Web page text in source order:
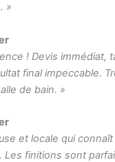
»
! Devis immédiat,
final impeccable.
de bain. »
et locale qui
Les finitions sont